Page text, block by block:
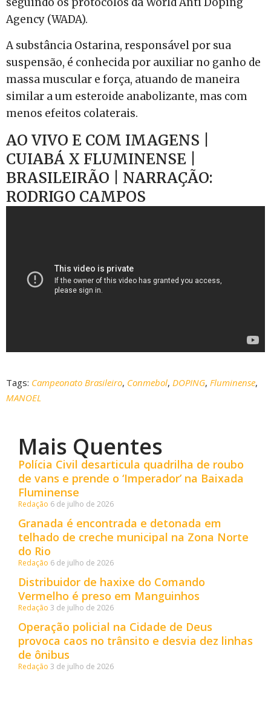
Agency (WADA).
A substância Ostarina, responsável por sua
suspensão, é conhecida por auxiliar no ganho de
massa muscular e força, atuando de maneira
similar a um esteroide anabolizante, mas com
menos efeitos colaterais.
AO VIVO E COM IMAGENS |
CUIABÁ X FLUMINENSE |
BRASILEIRÃO | NARRAÇÃO:
RODRIGO CAMPOS
Tags: Campeonato Brasileiro, Conmebol, DOPING, Fluminense,
MANOEL
Mais Quentes
Polícia Civil desarticula quadrilha de roubo
de vans e prende o ‘Imperador’ na Baixada
Fluminense
Redação 6 de julho de 2026
Granada é encontrada e detonada em
telhado de creche municipal na Zona Norte
do Rio
Redação 6 de julho de 2026
Distribuidor de haxixe do Comando
Vermelho é preso em Manguinhos
Redação 3 de julho de 2026
Operação policial na Cidade de Deus
provoca caos no trânsito e desvia dez linhas
de ônibus
Redação 3 de julho de 2026